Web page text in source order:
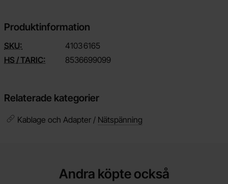
Produktinformation
SKU: 41036165
HS / TARIC:
8536699099
Relaterade kategorier
Kablage och Adapter / Nätspänning
Andra köpte också